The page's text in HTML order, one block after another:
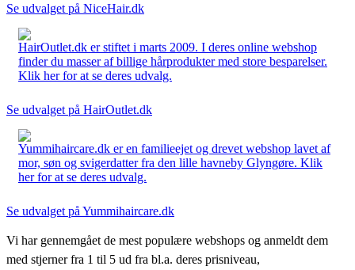
Se udvalget på NiceHair.dk
HairOutlet.dk er stiftet i marts 2009. I deres online webshop
finder du masser af billige hårprodukter med store besparelser.
Klik her for at se deres udvalg.
Se udvalget på HairOutlet.dk
Yummihaircare.dk er en familieejet og drevet webshop lavet af
mor, søn og svigerdatter fra den lille havneby Glyngøre. Klik
her for at se deres udvalg.
Se udvalget på Yummihaircare.dk
Vi har gennemgået de mest populære webshops og anmeldt dem
med stjerner fra 1 til 5 ud fra bl.a. deres prisniveau,